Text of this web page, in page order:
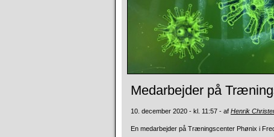
Medarbejder på
10. december 2020 - kl. 11:57 - af Henrik
En medarbejder på Træningscenter Phønix i